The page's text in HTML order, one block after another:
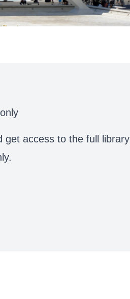
get access to the full library